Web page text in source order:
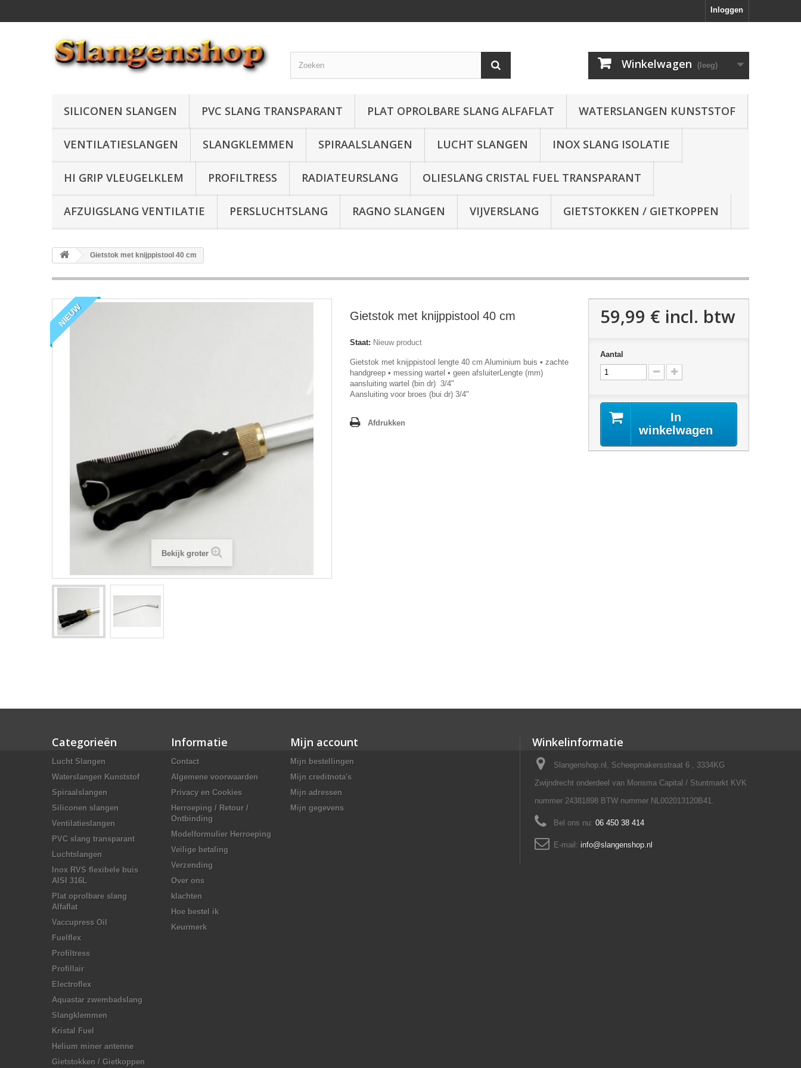
Inloggen
Winkelwagen (leeg)
SILICONEN SLANGEN PVC SLANG TRANSPARANT PLAT OPROLBARE SLANG ALFAFLAT WATERSLANGEN KUNSTSTOF
VENTILATIESLANGEN SLANGKLEMMEN SPIRAALSLANGEN LUCHT SLANGEN INOX SLANG ISOLATIE
HI GRIP VLEUGELKLEM PROFILTRESS RADIATEURSLANG OLIESLANG CRISTAL FUEL TRANSPARANT
AFZUIGSLANG VENTILATIE PERSLUCHTSLANG RAGNO SLANGEN VIJVERSLANG GIETSTOKKEN / GIETKOPPEN
Gietstok met knijppistool 40 cm
NIEUW
Bekijk groter
Gietstok met knijppistool 40 cm
Staat: Nieuw product
Gietstok met knijppistool lengte 40 cm Aluminium buis • zachte
handgreep • messing wartel • geen afsluiterLengte (mm)
aansluiting wartel (bin dr) 3/4"
Aansluiting voor broes (bui dr) 3/4"
Afdrukken
59,99 € incl. btw
Aantal
In
winkelwagen
Categorieën
Lucht Slangen
Waterslangen Kunststof
Spiraalslangen
Siliconen slangen
Ventilatieslangen
PVC slang transparant
Luchtslangen
Inox RVS flexibele buis
AISI 316L
Plat oprolbare slang
Alfaflat
Vaccupress Oil
Fuelflex
Profiltress
Profillair
Electroflex
Aquastar zwembadslang
Slangklemmen
Kristal Fuel
Helium miner antenne
Gietstokken / Gietkoppen
Informatie
Contact
Algemene voorwaarden
Privacy en Cookies
Herroeping / Retour /
Ontbinding
Modelformulier Herroeping
Veilige betaling
Verzending
Over ons
klachten
Hoe bestel ik
Keurmerk
Mijn account
Mijn bestellingen
Mijn creditnota's
Mijn adressen
Mijn gegevens
Winkelinformatie
Slangenshop.nl, Scheepmakersstraat 6 , 3334KG
Zwijndrecht onderdeel van Monsma Capital / Stuntmarkt KVK
nummer 24381898 BTW nummer NL002013120B41.
Bel ons nu: 06 450 38 414
E-mail: info@slangenshop.nl